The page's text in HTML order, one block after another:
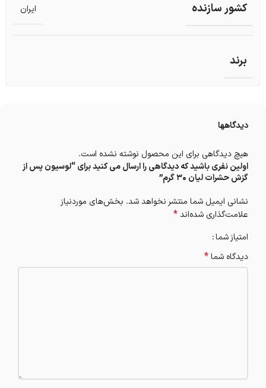
کشور سازنده ایران
برند
دیدگاهها
هیچ دیدگاهی برای این محصول نوشته نشده است.
اولین نفری باشید که دیدگاهی را ارسال می کنید برای “لوسیون پس از
گزش حشرات لیان 30 گرم”
نشانی ایمیل شما منتشر نخواهد شد. بخش‌های موردنیاز
علامت‌گذاری شده‌اند*
امتیاز شما
دیدگاه شما*